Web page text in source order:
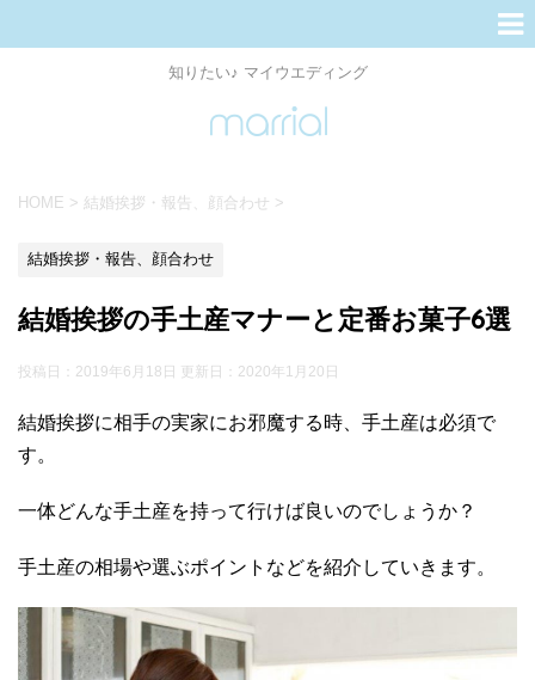
知りたい♪ マイウエディング
HOME > 結婚挨拶・報告、顔合わせ >
結婚挨拶・報告、顔合わせ
結婚挨拶の手土産マナーと定番お菓子6選
投稿日：2019年6月18日 更新日： 2020年1月20日
結婚挨拶に相手の実家にお邪魔する時、手土産は必須で
す。
一体どんな手土産を持って行けば良いのでしょうか？
手土産の相場や選ぶポイントなどを紹介していきます。